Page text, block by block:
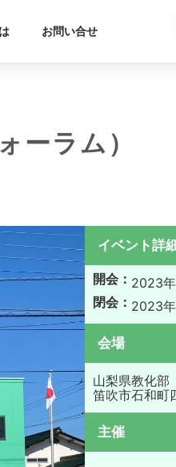
お問い合せ
ーラム）
イベント詳
開会： 2023
閉会： 2023
会場
山梨県教化部
笛吹市石和町
主催